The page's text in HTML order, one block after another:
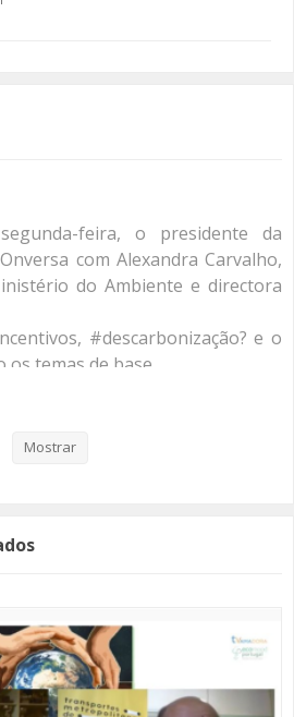
feira, o presidente da
com Alexandra Carvalho,
do Ambiente e directora
#descarbonização? e o
temas de base.
Mostrar